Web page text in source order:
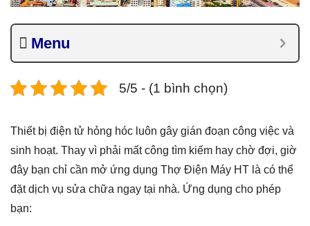
Menu
5/5 - (1 bình chọn)
Thiết bị điện tử hỏng hóc luôn gây gián đoạn công việc và
sinh hoạt. Thay vì phải mất công tìm kiếm hay chờ đợi, giờ
đây bạn chỉ cần mở ứng dụng Thợ Điện Máy HT là có thể
đặt dịch vụ sửa chữa ngay tại nhà. Ứng dụng cho phép
bạn: